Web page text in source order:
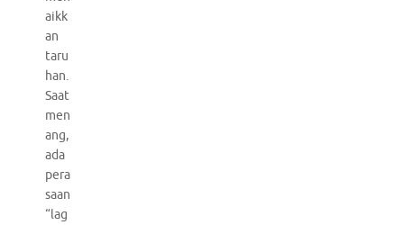
aikk
an
taru
han.
Saat
men
ang,
ada
pera
saan
“lag